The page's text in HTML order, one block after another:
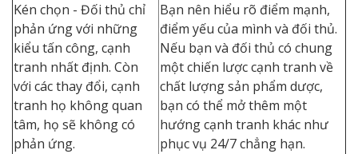
Kén chọn - Đối thủ chỉ
phản ứng với những
kiểu tấn công, cạnh
tranh nhất định. Còn
với các thay đổi, cạnh
tranh họ không quan
tâm, họ sẽ không có
phản ứng.
Bạn nên hiểu rõ điểm mạnh,
điểm yếu của mình và đối thủ.
Nếu bạn và đối thủ có chung
một chiến lược cạnh tranh về
chất lượng sản phẩm dược,
bạn có thể mở thêm một
hướng cạnh tranh khác như
phục vụ 24/7 chẳng hạn.